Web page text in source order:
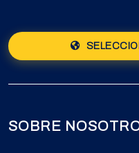
SOBRE